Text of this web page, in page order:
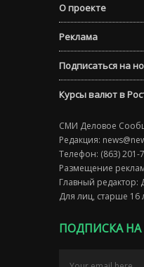
О проекте
Реклама
Подписаться на
Курсы валют в
СМИ Деловое
Редакция:
Телефон: (863) 201-
Размещение
Главный
Для лиц, старше 16
ПОДПИСКА